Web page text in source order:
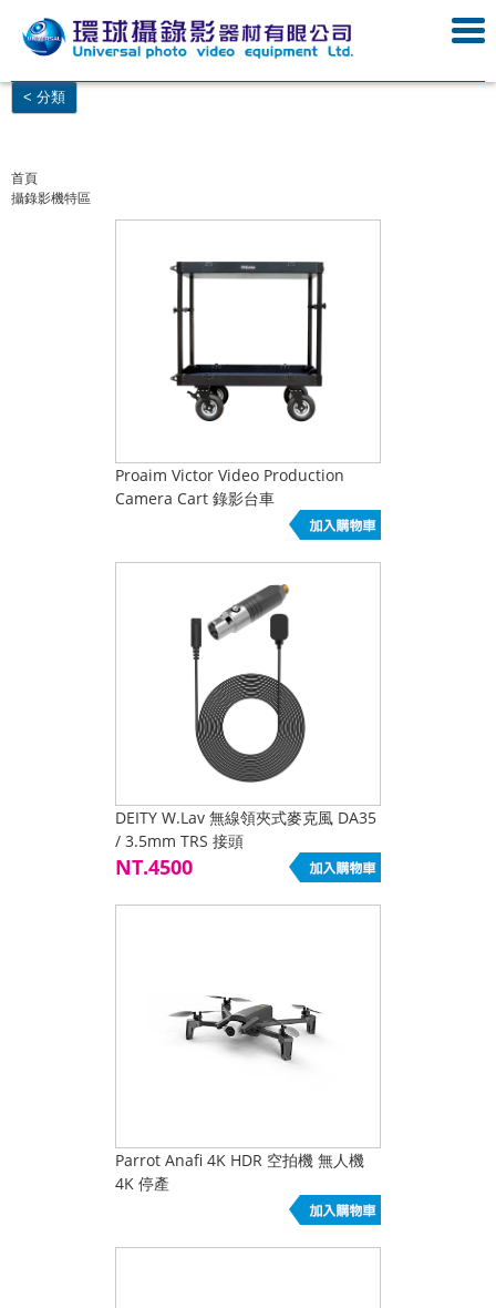
< 分類
首頁
攝錄影機特區
Proaim Victor Video Production
Camera Cart 錄影台車
DEITY W.Lav 無線領夾式麥克風 DA35
/ 3.5mm TRS 接頭
NT.4500
Parrot Anafi 4K HDR 空拍機 無人機
4K 停產